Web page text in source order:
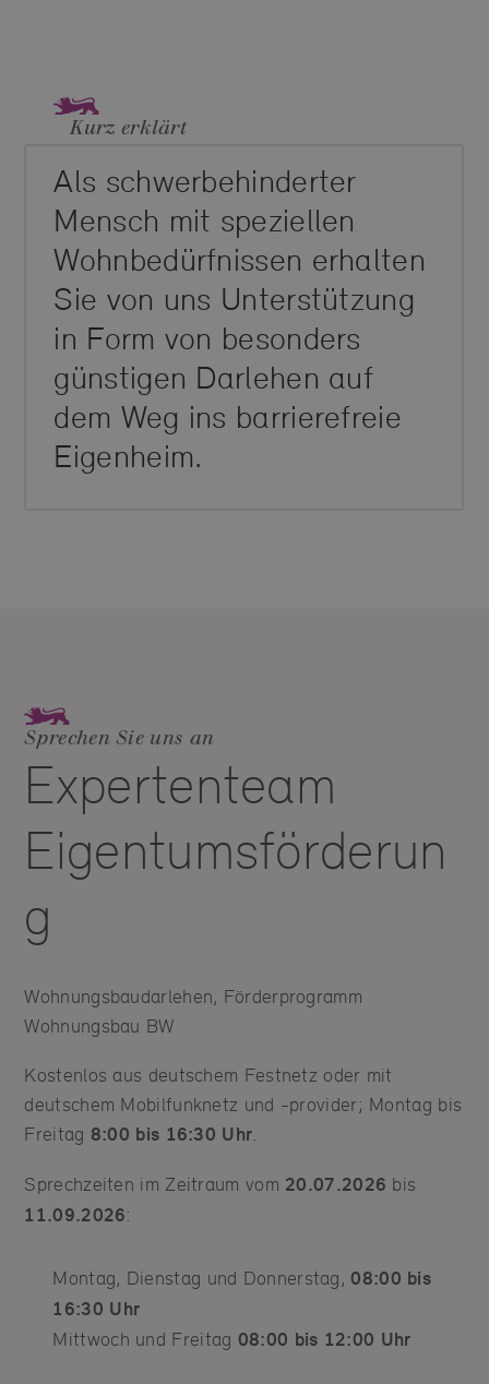
Kurz erklärt
Als schwerbehinderter
Mensch mit speziellen
Wohnbedürfnissen erhalten
Sie von uns Unterstützung
in Form von besonders
günstigen Darlehen auf
dem Weg ins barrierefreie
Eigenheim.
Sprechen Sie uns an
Expertenteam
Eigentumsförderun
g
Wohnungsbaudarlehen, Förderprogramm
Wohnungsbau BW
Kostenlos aus deutschem Festnetz oder mit
deutschem Mobilfunknetz und -provider; Montag bis
Freitag 8:00 bis 16:30 Uhr.
Sprechzeiten im Zeitraum vom 20.07.2026 bis
11.09.2026:
Montag, Dienstag und Donnerstag,08:00 bis
16:30 Uhr
Mittwoch und Freitag 08:00 bis 12:00 Uhr